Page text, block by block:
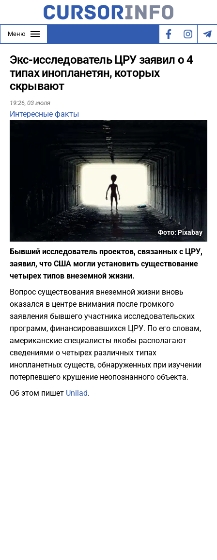
Меню
Экс-исследователь ЦРУ заявил о 4
типах инопланетян, которых
скрывают
19:26, 03 июля
Интересные факты
Фото: Pixabay
Бывший исследователь проектов, связанных с ЦРУ,
заявил, что США могли установить существование
четырех типов внеземной жизни.
Вопрос существования внеземной жизни вновь
оказался в центре внимания после громкого
заявления бывшего участника исследовательских
программ, финансировавшихся ЦРУ. По его словам,
американские специалисты якобы располагают
сведениями о четырех различных типах
инопланетных существ, обнаруженных при изучении
потерпевшего крушение неопознанного объекта.
Об этом пишет Unilad.